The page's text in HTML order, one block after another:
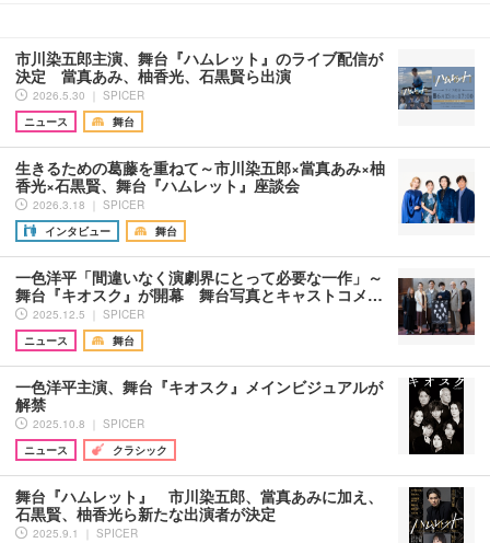
市川染五郎主演、舞台『ハムレット』のライブ配信が
決定 當真あみ、柚香光、石黒賢ら出演
2026.5.30 ｜ SPICER
ニュース
舞台
生きるための葛藤を重ねて～市川染五郎×當真あみ×柚
香光×石黒賢、舞台『ハムレット』座談会
2026.3.18 ｜ SPICER
インタビュー
舞台
一色洋平「間違いなく演劇界にとって必要な一作」～
舞台『キオスク』が開幕 舞台写真とキャストコメ…
2025.12.5 ｜ SPICER
ニュース
舞台
一色洋平主演、舞台『キオスク』メインビジュアルが
解禁
2025.10.8 ｜ SPICER
ニュース
クラシック
舞台『ハムレット』 市川染五郎、當真あみに加え、
石黒賢、柚香光ら新たな出演者が決定
2025.9.1 ｜ SPICER